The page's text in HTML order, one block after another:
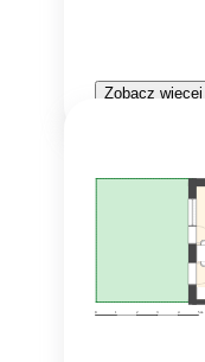
Zobacz więcej